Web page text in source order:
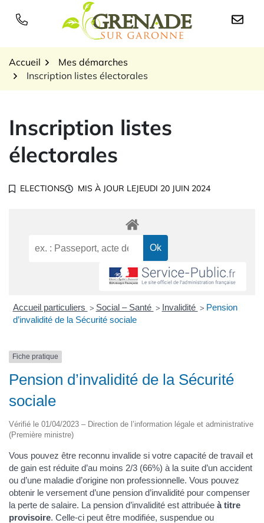
Logo Grenade sur
Accueil
Mes démarches
Inscription listes électorales
Inscription listes
électorales
ELECTIONS MIS À JOUR LEJEUDI 20 JUIN 2024
Accueil particuliers > Social – Santé > Invalidité > Pension
d’invalidité de la Sécurité sociale
Fiche pratique
Pension d’invalidité de la Sécurité
sociale
Vérifié le 01/04/2023 – Direction de l’information légale et administrative
(Première ministre)
Vous pouvez être reconnu invalide si votre capacité de travail et
de gain est réduite d’au moins 2/3 (66%) à la suite d’un accident
ou d’une maladie d’origine non professionnelle. Vous pouvez
obtenir le versement d’une pension d’invalidité pour compenser
la perte de salaire. La pension d’invalidité est attribuée à titre
provisoire. Celle-ci peut être modifiée, suspendue ou